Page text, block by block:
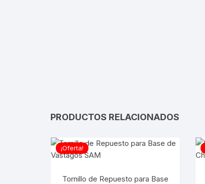
PRODUCTOS RELACIONADOS
¡Oferta!
Tornillo de Repuesto para Base